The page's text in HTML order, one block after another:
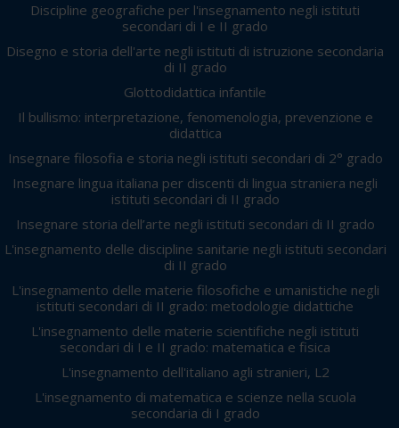
Discipline geografiche per l'insegnamento negli istituti
secondari di I e II grado
Disegno e storia dell'arte negli istituti di istruzione secondaria
di II grado
Glottodidattica infantile
Il bullismo: interpretazione, fenomenologia, prevenzione e
didattica
Insegnare filosofia e storia negli istituti secondari di 2° grado
Insegnare lingua italiana per discenti di lingua straniera negli
istituti secondari di II grado
Insegnare storia dell’arte negli istituti secondari di II grado
L'insegnamento delle discipline sanitarie negli istituti secondari
di II grado
L'insegnamento delle materie filosofiche e umanistiche negli
istituti secondari di II grado: metodologie didattiche
L'insegnamento delle materie scientifiche negli istituti
secondari di I e II grado: matematica e fisica
L'insegnamento dell'italiano agli stranieri, L2
L'insegnamento di matematica e scienze nella scuola
secondaria di I grado